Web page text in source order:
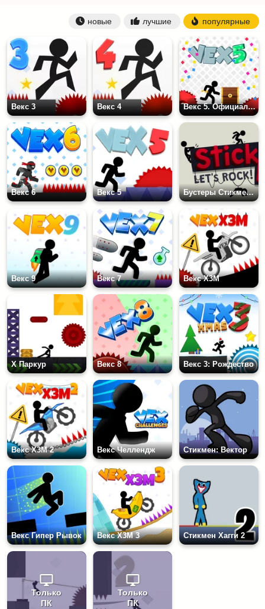
новые лучшие популярные
Векс 3 Векс 4 Векс 5. Официальный
Векс 6 Векс 5 Бустеры Стикмена 2
Векс 9 Векс 7 Векс X3M
X Паркур Векс 8 Векс 3: Рождество
Векс X3M 2 Векс Челлендж Стикмен: Вектор
Векс Гипер Рывок Векс X3M 3 Стикмен Хагги 2
Только
ПК
Только
ПК